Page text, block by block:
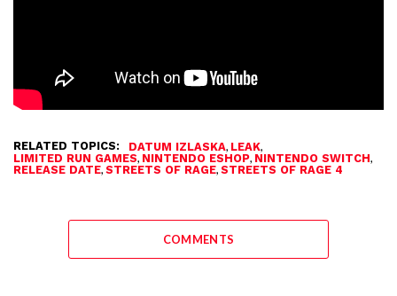
RELATED TOPICS: DATUM IZLASKA, LEAK,
LIMITED RUN GAMES, NINTENDO ESHOP, NINTENDO SWITCH,
RELEASE DATE, STREETS OF RAGE, STREETS OF RAGE 4
COMMENTS